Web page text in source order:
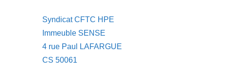
Syndicat CFTC HPE
Immeuble SENSE
4 rue Paul LAFARGUE
CS 50061